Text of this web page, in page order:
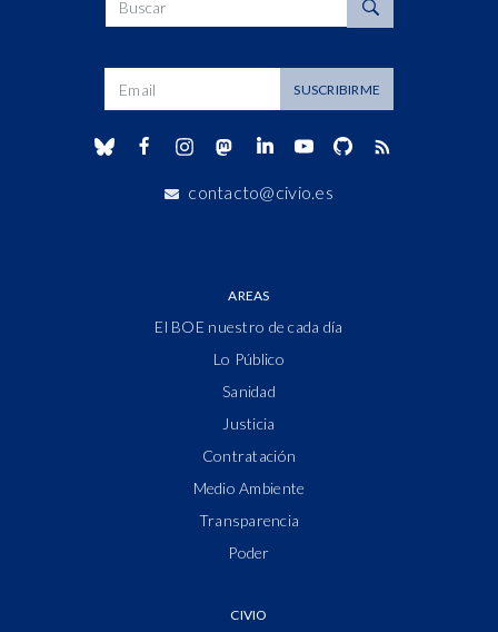
SUSCRIBIRME
contacto@civio.es
AREAS
El BOE nuestro de cada día
Lo Público
Sanidad
Justicia
Contratación
Medio Ambiente
Transparencia
Poder
CIVIO